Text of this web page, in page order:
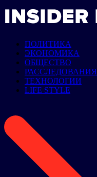
ПОЛИТИКА
ЭКОНОМИКА
ОБЩЕСТВО
РАССЛЕДОВАНИЯ
ТЕХНОЛОГИИ
LIFE STYLE